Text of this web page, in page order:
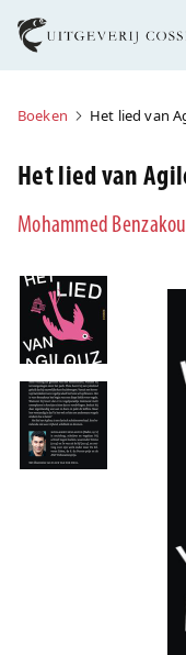
Boeken Het lied van
Het lied van
Mohammed